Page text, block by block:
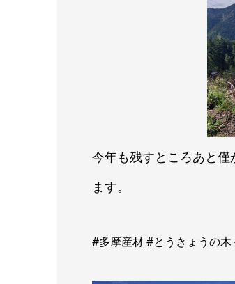
今年も残すところあと
ます。
#多摩産材 #とうきょうの